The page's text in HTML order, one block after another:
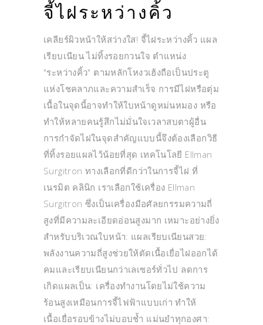
จี้ไฝระหว่างคิ้ว
เคลียร์ผิวหน้าให้สว่างใส! จี้ไฝระหว่างคิ้ว แผล
เรียบเนียน ไม่ทิ้งรอยกวนใจ ตำแหน่ง
"ระหว่างคิ้ว" ตามหลักโหงวเฮ้งถือเป็นประตู
แห่งโชคลาภและความสำเร็จ การมีไฝหรือตุ่ม
เนื้อในจุดนี้อาจทำให้ใบหน้าดูหม่นหมอง หรือ
ทำให้หลายคนรู้สึกไม่มั่นใจเวลาสบตาผู้อื่น
การกำจัดไฝในจุดสำคัญแบบนี้จึงต้องเลือกวิธี
ที่ทิ้งรอยแผลไว้น้อยที่สุด เทคโนโลยี Ellman
Surgitron ทางเลือกที่ดีกว่าในการจี้ไฝ ที่
เนรมิต คลินิก เราเลือกใช้เครื่อง Ellman
Surgitron ซึ่งเป็นเครื่องมือศัลยกรรมความถี่
สูงที่มีความละเอียดอ่อนสูงมาก เหมาะอย่างยิ่ง
สำหรับบริเวณใบหน้า: แผลเรียบเนียนสวย:
พลังงานความถี่สูงช่วยให้ตัดเนื้อเยื่อไฝออกได้
คมและเรียบเนียนกว่าเลเซอร์ทั่วไป ลดการ
เกิดแผลเป็น: เครื่องทำงานโดยไม่ใช้ความ
ร้อนสูงเหมือนการจี้ไฟฟ้าแบบเก่า ทำให้
เนื้อเยื่อรอบข้างไม่บอบช้ำ แม่นยำทุกองศา: